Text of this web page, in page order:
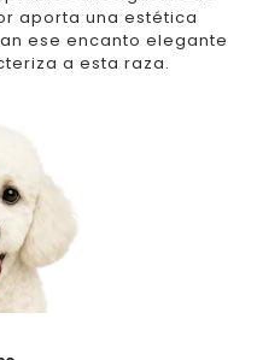
aporta una estética
ese encanto elegante
a esta raza.